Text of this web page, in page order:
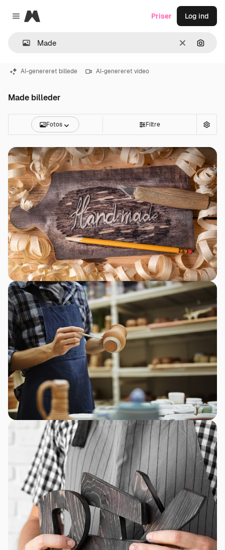
Close menu
Magnific
Klar Søg
Priser Log ind
AI-genereret billede AI-genereret video
Made billeder
Fotos Filtre